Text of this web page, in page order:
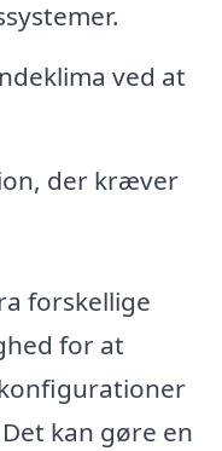
ved at
der kræver
forskellige
for at
kan gøre en